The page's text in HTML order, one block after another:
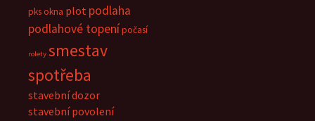
pks okna plot podlaha
podlahové topenípočasí
rolety smestav
spotřeba
stavební dozor
stavební povolení